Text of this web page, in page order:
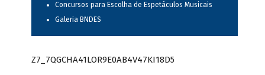
Concursos para Escolha de Espetáculos Musicais
Galeria BNDES
Z7_7QGCHA41LOR9E0AB4V47KI18D5